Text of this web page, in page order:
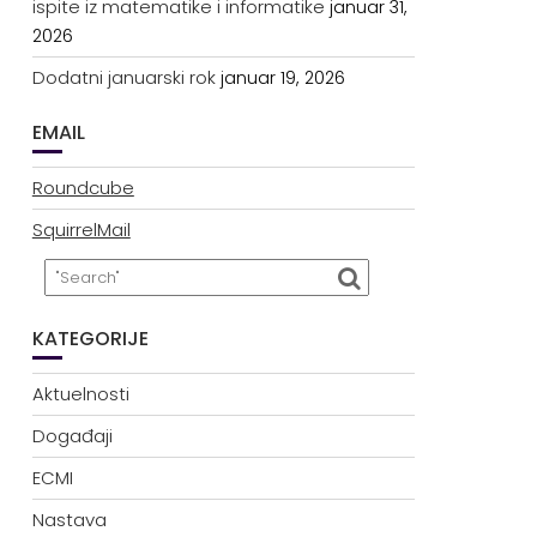
ispite iz matematike i informatike januar 31,
2026
Dodatni januarski rok januar 19, 2026
EMAIL
Roundcube
SquirrelMail
KATEGORIJE
Aktuelnosti
Događaji
ECMI
Nastava